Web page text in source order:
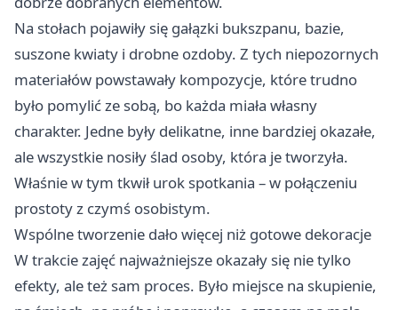
Na stołach pojawiły się gałązki bukszpanu, bazie,
suszone kwiaty i drobne ozdoby. Z tych niepozornych
materiałów powstawały kompozycje, które trudno
było pomylić ze sobą, bo każda miała własny
charakter. Jedne były delikatne, inne bardziej okazałe,
ale wszystkie nosiły ślad osoby, która je tworzyła.
Właśnie w tym tkwił urok spotkania – w połączeniu
prostoty z czymś osobistym.
Wspólne tworzenie dało więcej niż gotowe dekoracje
W trakcie zajęć najważniejsze okazały się nie tylko
efekty, ale też sam proces. Było miejsce na skupienie,